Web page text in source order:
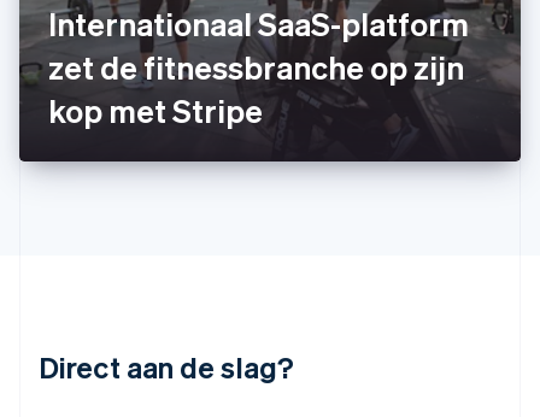
Internationaal SaaS-platform
zet de fitnessbranche op zijn
kop met Stripe
Direct aan de slag?
Kroatië
EnglishItaliano
Letland
English
Liechtenstein
Deutsch
Litouwen
Mexico
Español English